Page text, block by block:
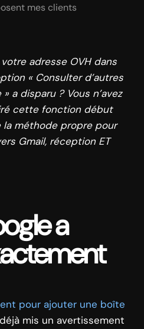
mes clients
adresse OVH dans
« Consulter d’autres
a disparu ? Vous n’avez
cette fonction début
méthode propre pour
Gmail, réception ET
a
pour ajouter une boîte
déjà mis un avertissement